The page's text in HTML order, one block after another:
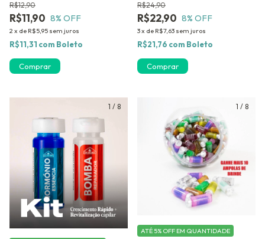
- com 4 unidades
R$11,90
R$12,90
8% OFF
2 x de R$5,95 sem juros
R$11,31 com Boleto
Premium 3 ml
R$22,90
R$24,90
8% OFF
3x de R$7,63 sem juros
R$21,76 com Boleto
1 / 8 1 / 8
ATÉ 5% OFF EM QUANTIDADE